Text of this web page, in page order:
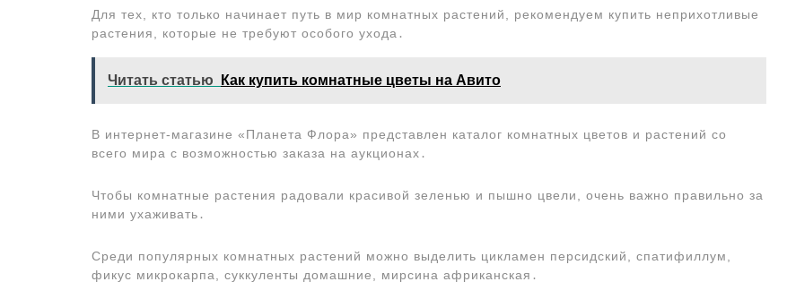
Для тех, кто только начинает путь в мир комнатных растений, рекомендуем купить неприхотливые
растения, которые не требуют особого ухода․
Читать статью Как купить комнатные цветы на Авито
В интернет-магазине «Планета Флора» представлен каталог комнатных цветов и растений со
всего мира с возможностью заказа на аукционах․
Чтобы комнатные растения радовали красивой зеленью и пышно цвели, очень важно правильно за
ними ухаживать․
Среди популярных комнатных растений можно выделить цикламен персидский, спатифиллум,
фикус микрокарпа, суккуленты домашние, мирсина африканская․